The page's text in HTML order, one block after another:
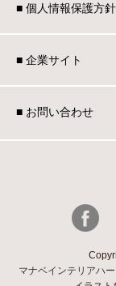
■ 個人情報保護方針
■ 企業サイト
■ お問い合わせ
マナベインテリアハ